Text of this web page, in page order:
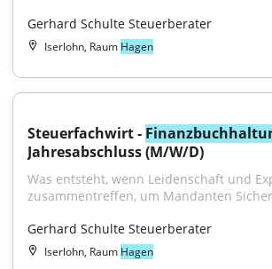
Gerhard Schulte Steuerberater
Iserlohn, Raum Hagen
Steuerfachwirt -
Jahresabschluss (M/W/D)
Was entsteht, wenn Leidenschaft und
zusammentreffen, um Mandanten
Gerhard Schulte Steuerberater
Iserlohn, Raum Hagen